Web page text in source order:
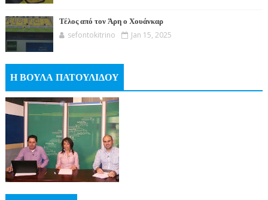
Τέλος από τον Άρη ο Χουάνκαρ
sefontokitrino Jan 15, 2025
Η ΒΟΥΛΑ ΠΑΤΟΥΛΙΔΟΥ